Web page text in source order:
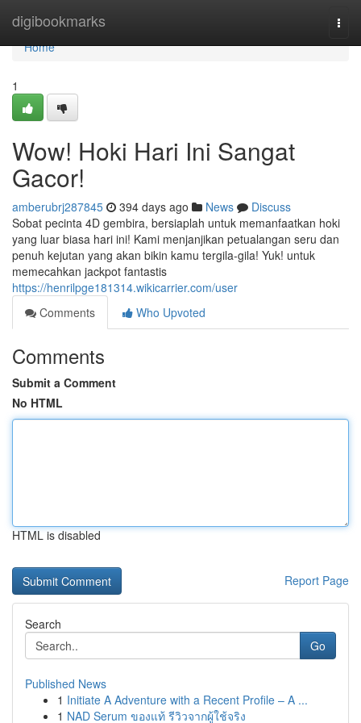
digibookmarks
Home
Home
1
Wow! Hoki Hari Ini Sangat
Gacor!
amberubrj287845 394 days ago News
Discuss
Sobat pecinta 4D gembira, bersiaplah untuk memanfaatkan hoki
yang luar biasa hari ini! Kami menjanjikan petualangan seru dan
penuh kejutan yang akan bikin kamu tergila-gila! Yuk! untuk
memecahkan jackpot fantastis
https://henrilpge181314.wikicarrier.com/user
Comments
Who Upvoted
Comments
Submit a Comment
No HTML
HTML is disabled
Report Page
Search
Go
Published News
1 Initiate A Adventure with a Recent Profile – A ...
1 NAD Serum ของแท้ รีวิวจากผู้ใช้จริง